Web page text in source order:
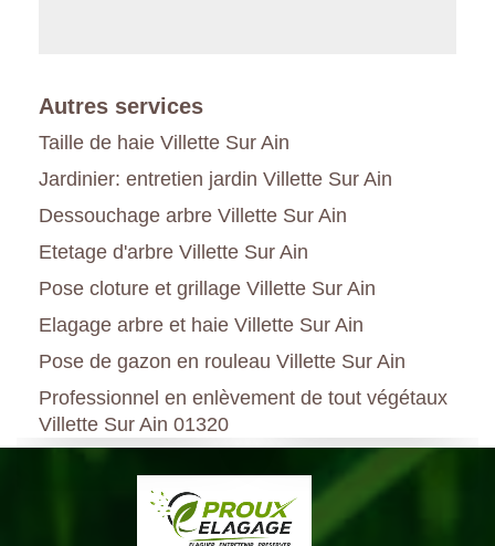
Autres services
Taille de haie Villette Sur Ain
Jardinier: entretien jardin Villette Sur Ain
Dessouchage arbre Villette Sur Ain
Etetage d'arbre Villette Sur Ain
Pose cloture et grillage Villette Sur Ain
Elagage arbre et haie Villette Sur Ain
Pose de gazon en rouleau Villette Sur Ain
Professionnel en enlèvement de tout végétaux
Villette Sur Ain 01320